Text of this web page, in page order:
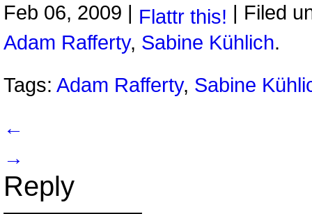
Feb 06, 2009 | Flattr this! | Filed
Adam Rafferty, Sabine Kühlich.
Tags: Adam Rafferty, Sabine
←
→
Reply